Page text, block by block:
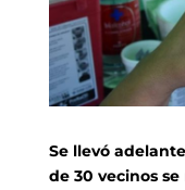
Se llevó
de 30 vecinos